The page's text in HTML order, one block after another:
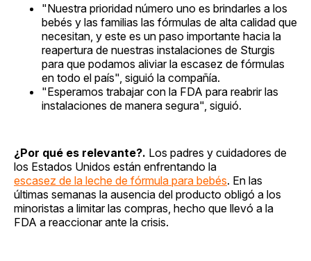
"Nuestra prioridad número uno es brindarles a los
bebés y las familias las fórmulas de alta calidad que
necesitan, y este es un paso importante hacia la
reapertura de nuestras instalaciones de Sturgis
para que podamos aliviar la escasez de fórmulas
en todo el país", siguió la compañía.
"Esperamos trabajar con la FDA para reabrir las
instalaciones de manera segura", siguió.
¿Por qué es relevante?. Los padres y cuidadores de
los Estados Unidos están enfrentando la
escasez de la leche de fórmula para bebés. En las
últimas semanas la ausencia del producto obligó a los
minoristas a limitar las compras, hecho que llevó a la
FDA a reaccionar ante la crisis.